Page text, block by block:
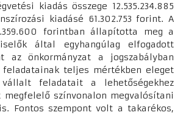
kiadás összege 12.535.234.885
kiadásé 61.302.753 forint. A
forintban állapította meg a
által egyhangúlag elfogadott
az önkormányzat a jogszabályban
teljes mértékben eleget
feladatait a lehetőségekhez
megfelelő színvonalon megvalósítani
Fontos szempont volt a takarékos,